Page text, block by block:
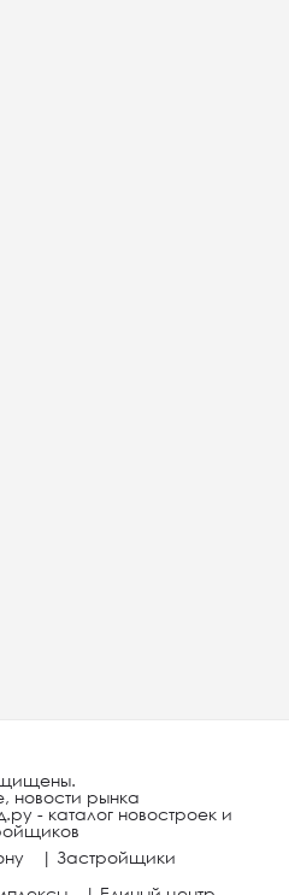
новости рынка
- каталог новостроек и
| Застройщики